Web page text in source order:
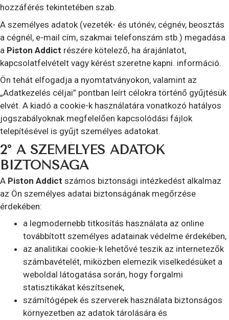
hozzáférés tekintetében szab.
A személyes adatok (vezeték- és utónév, cégnév, beosztás
a cégnél, e-mail cím, szakmai telefonszám stb.) megadása
a Piston Addict részére kötelező, ha árajánlatot,
kapcsolatfelvételt vagy kérést szeretne kapni. információ.
Ön tehát elfogadja a nyomtatványokon, valamint az
„Adatkezelés céljai” pontban leírt célokra történő gyűjtésük
elvét. A kiadó a cookie-k használatára vonatkozó hatályos
jogszabályoknak megfelelően kapcsolódási fájlok
telepítésével is gyűjt személyes adatokat.
2° A SZEMÉLYES ADATOK
BIZTONSÁGA
A Piston Addict számos biztonsági intézkedést alkalmaz
az Ön személyes adatai biztonságának megőrzése
érdekében:
a legmodernebb titkosítás használata az online
továbbított személyes adatainak védelme érdekében,
az analitikai cookie-k lehetővé teszik az internetezők
számbavételét, miközben elemezik viselkedésüket a
weboldal látogatása során, hogy forgalmi
statisztikákat készítsenek,
számítógépek és szerverek használata biztonságos
környezetben az adatok tárolására és